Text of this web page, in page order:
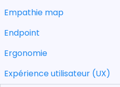
Empathie map
Endpoint
Ergonomie
Expérience utilisateur (UX)